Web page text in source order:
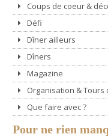
Coups de coeur &
Défi
Dîner ailleurs
Dîners
Magazine
Organisation & Tours
Que faire avec ?
Pour ne rien